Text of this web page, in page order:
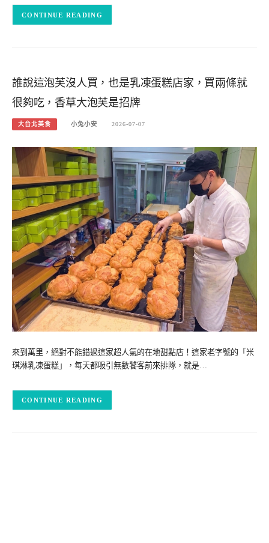
CONTINUE READING
誰說這泡芙沒人買，也是乳凍蛋糕店家，買兩條就
很夠吃，香草大泡芙是招牌
大台北美食 小兔小安 2026-07-07
來到萬里，絕對不能錯過這家超人氣的在地甜點店！這家老字號的「米
琪淋乳凍蛋糕」，每天都吸引無數饕客前來排隊，就是…
CONTINUE READING